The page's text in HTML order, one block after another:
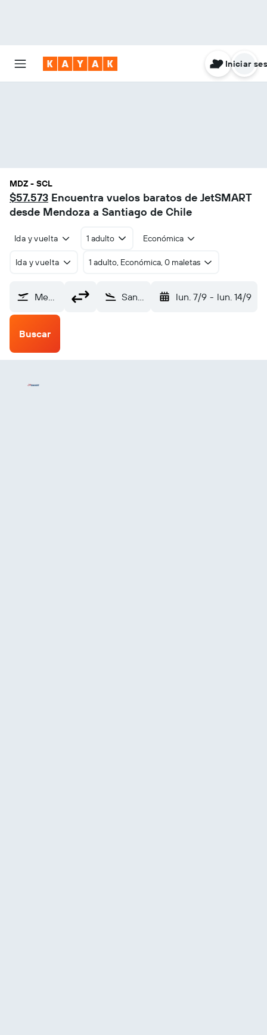
Iniciar
MDZ - SCL
$57.573 Encuentra vuelos baratos de JetSMART
desde Mendoza a Santiago de Chile
Ida y vuelta 1 adulto Económica
Ida y vuelta 1 adulto, Económica, 0 maletas
Mendoza (MDZ) Santiago de Chile (SCL) lun. 7/9 - lun. 14/9
Buscar